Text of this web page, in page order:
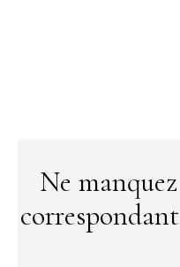
Ne